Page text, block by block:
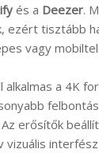
és a Deezer.
ezért tisztább
vagy
alkalmas a 4K
erősítők
vizuális